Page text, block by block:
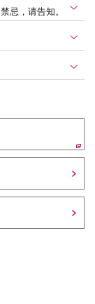
忌，请告知。